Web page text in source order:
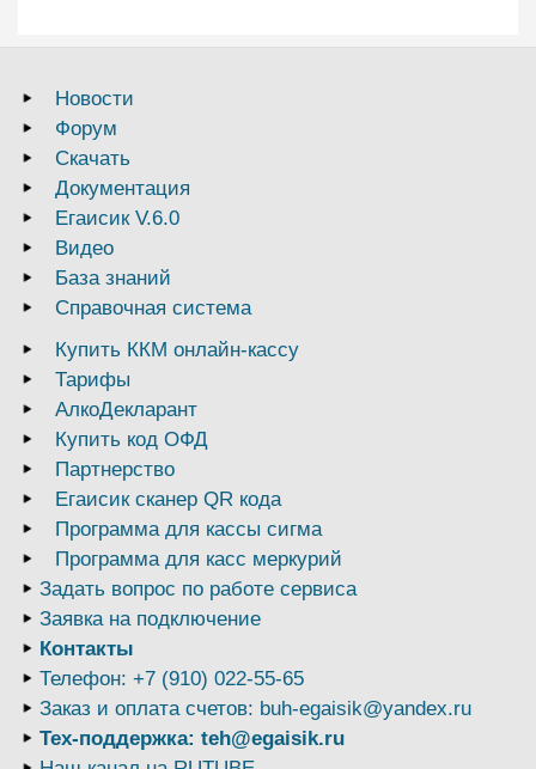
Новости
Форум
Скачать
Документация
Егаисик V.6.0
Видео
База знаний
Справочная система
Купить ККМ онлайн-кассу
Тарифы
АлкоДекларант
Купить код ОФД
Партнерство
Егаисик сканер QR кода
Программа для кассы сигма
Программа для касс меркурий
Задать вопрос по работе сервиса
Заявка на подключение
Контакты
Телефон: +7 (910) 022-55-65
Заказ и оплата счетов: buh-egaisik@yandex.ru
Тех-поддержка: teh@egaisik.ru